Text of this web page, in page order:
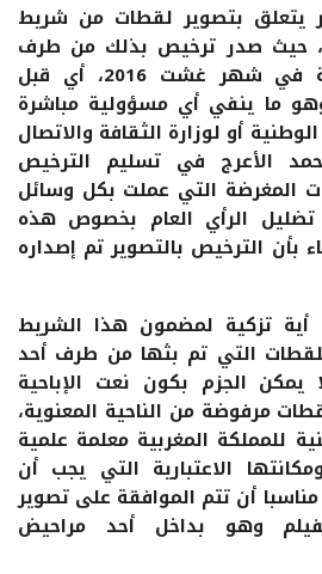
يتعلق بتصوير لقطات من شريط
حيث صدر ترخيص بذلك من طرف
إدارة المكتبة الوطنية في شهر غشت 2016، أي قبل
ما ينفي أي مسؤولية مباشرة
الوطنية أو لوزارة الثقافة والاتصال
الأعرج في تسليم الترخيص
المغرضة التي عملت بكل وسائل
تضليل الرأي العام بخصوص هذه
بأن الترخيص بالتصوير تم إصداره
أية تزكية لمضمون هذا الشريط
التي تم بثها من طرف أحد
يمكن الجزم بكون نعت الإباحية
مرفوضة من الناحية المعنوية،
للمملكة المغربية معلمة علمية
الاعتبارية التي يجب أن
أن تتم الموافقة على تصوير
وهو بداخل أحد مراحيض